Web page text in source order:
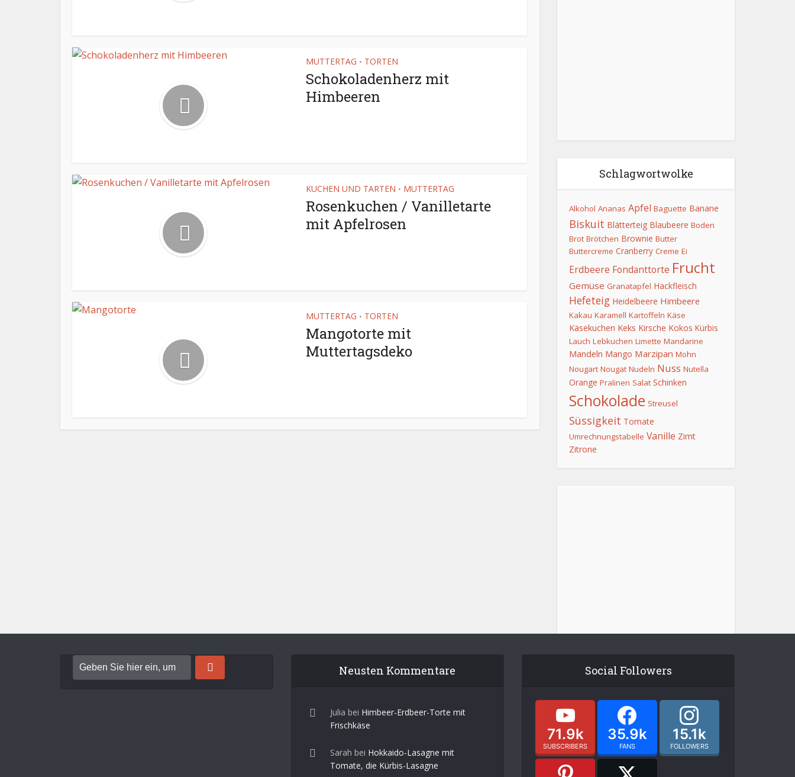
MUTTERTAG • TORTEN
Schokoladenherz mit
Himbeeren
KUCHEN UND TARTEN • MUTTERTAG
Rosenkuchen / Vanilletarte
mit Apfelrosen
MUTTERTAG • TORTEN
Mangotorte mit
Muttertagsdeko
Schlagwortwolke
Alkohol Ananas Apfel Baguette Banane
Biskuit Blätterteig Blaubeere Boden
Brot Brötchen Brownie Butter
Buttercreme Cranberry Creme Ei
Erdbeere Fondanttorte Frucht
Gemüse Granatapfel Hackfleisch
Hefeteig Heidelbeere Himbeere
Kakau Karamell Kartoffeln Käse
Käsekuchen Keks Kirsche Kokos Kürbis
Lauch Lebkuchen Limette Mandarine
Mandeln Mango Marzipan Mohn
Nougart Nougat Nudeln Nuss Nutella
Orange Pralinen Salat Schinken
Schokolade Streusel
Süssigkeit Tomate
Umrechnungstabelle Vanille Zimt
Zitrone
Neusten Kommentare
Julia bei Himbeer-Erdbeer-Torte mit
Frischkäse
Sarah bei Hokkaido-Lasagne mit
Tomate, die Kürbis-Lasagne
Social Followers
71.9k
SUBSCRIBERS
35.9k
FANS
15.1k
FOLLOWERS